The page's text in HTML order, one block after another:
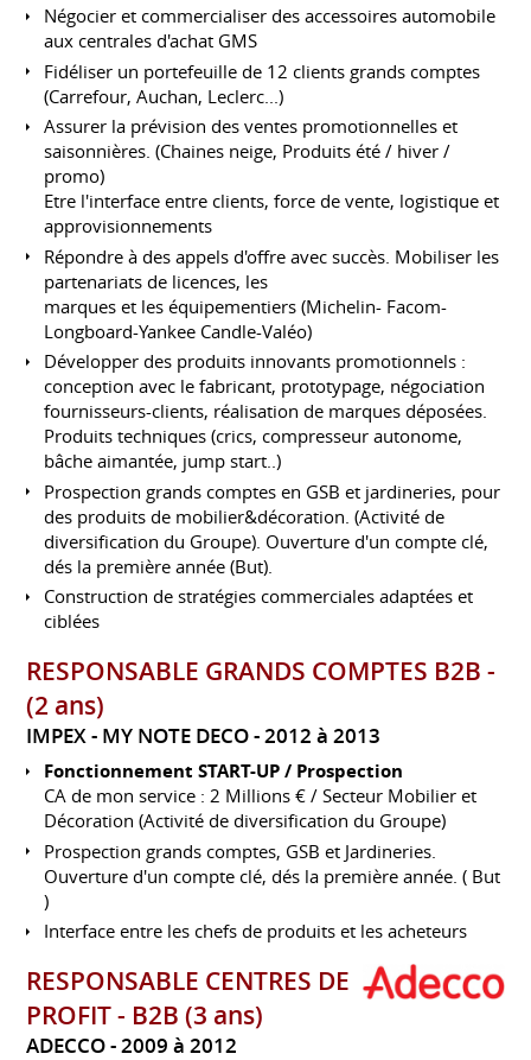
Négocier et commercialiser des accessoires automobile
aux centrales d'achat GMS
Fidéliser un portefeuille de 12 clients grands comptes
(Carrefour, Auchan, Leclerc...)
Assurer la prévision des ventes promotionnelles et
saisonnières. (Chaines neige, Produits été / hiver /
promo)
Etre l'interface entre clients, force de vente, logistique et
approvisionnements
Répondre à des appels d'offre avec succès. Mobiliser les
partenariats de licences, les
marques et les équipementiers (Michelin- Facom-
Longboard-Yankee Candle-Valéo)
Développer des produits innovants promotionnels :
conception avec le fabricant, prototypage, négociation
fournisseurs-clients, réalisation de marques déposées.
Produits techniques (crics, compresseur autonome,
bâche aimantée, jump start..)
Prospection grands comptes en GSB et jardineries, pour
des produits de mobilier&décoration. (Activité de
diversification du Groupe). Ouverture d'un compte clé,
dés la première année (But).
Construction de stratégies commerciales adaptées et
ciblées
RESPONSABLE GRANDS COMPTES B2B -
(2 ans)
IMPEX - MY NOTE DECO 2012 à 2013
Fonctionnement START-UP / Prospection
CA de mon service : 2 Millions € / Secteur Mobilier et
Décoration (Activité de diversification du Groupe)
Prospection grands comptes, GSB et Jardineries.
Ouverture d'un compte clé, dés la première année. ( But
)
Interface entre les chefs de produits et les acheteurs
RESPONSABLE CENTRES DE
PROFIT - B2B (3 ans)
ADECCO 2009 à 2012